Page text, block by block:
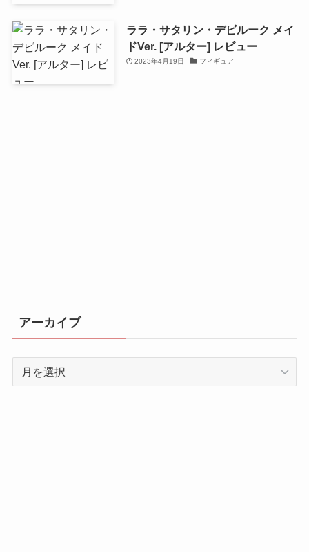
ララ・サタリン・デビルーク メイ
ドVer. [アルター] レビュー
2023年4月19日 フィギュア
アーカイブ